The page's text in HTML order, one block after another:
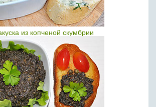
из копченой скумбрии